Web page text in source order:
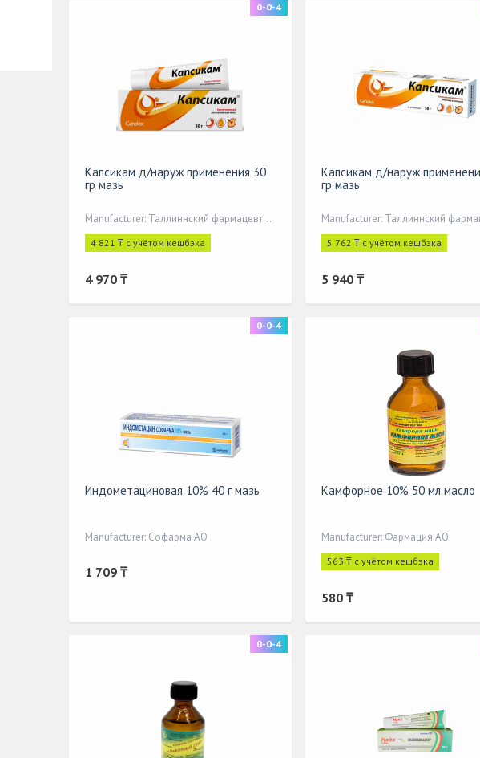
0-0-4
Капсикам д/наруж применения 30
гр мазь
Manufacturer: Таллиннский фармацевтичес
4 821 ₸ с учётом кешбэка
4 970 ₸
Капсикам д/наруж
гр мазь
5 762 ₸ с учётом кешбэка
5 940 ₸
0-0-4
Индометациновая 10% 40 г мазь
Manufacturer: Софарма АО
1 709 ₸
Камфорное 10% 50 мл масло
Manufacturer: Фармация АО
563 ₸ с учётом кешбэка
580 ₸
0-0-4